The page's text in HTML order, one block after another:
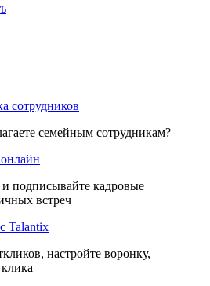
сотрудников
семейным сотрудникам?
подписывайте кадровые
встреч
Talantix
настройте воронку,